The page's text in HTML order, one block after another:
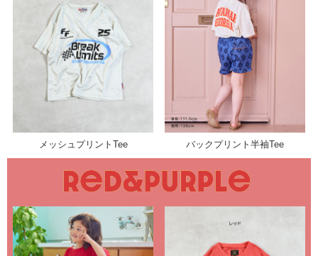
メッシュプリントTee バックプリント半袖Tee